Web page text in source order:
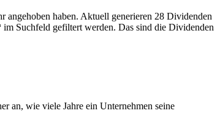
angehoben haben. Aktuell generieren 28 Dividenden
im Suchfeld gefiltert werden. Das sind die Dividenden
an, wie viele Jahre ein Unternehmen seine